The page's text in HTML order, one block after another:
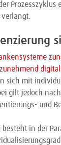
sich mit
gilt jedoch
und
in der